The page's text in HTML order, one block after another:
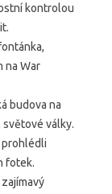
kontrolou
na War
budova na
války.
prohlédli
fotek.